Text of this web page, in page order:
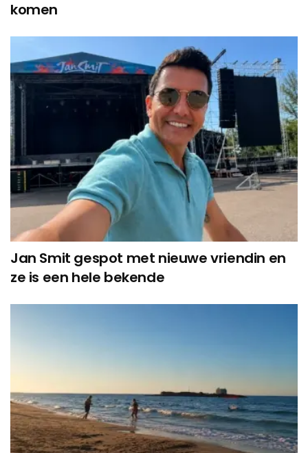
komen
Jan Smit gespot met nieuwe vriendin en
ze is een hele bekende